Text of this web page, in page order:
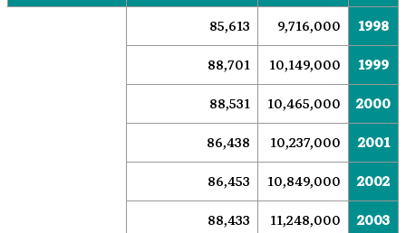
1998
9,716,000
85,613
1999
10,149,000
88,701
2000
10,465,000
88,531
2001
10,237,000
86,438
2002
10,849,000
86,453
2003
11,248,000
88,433